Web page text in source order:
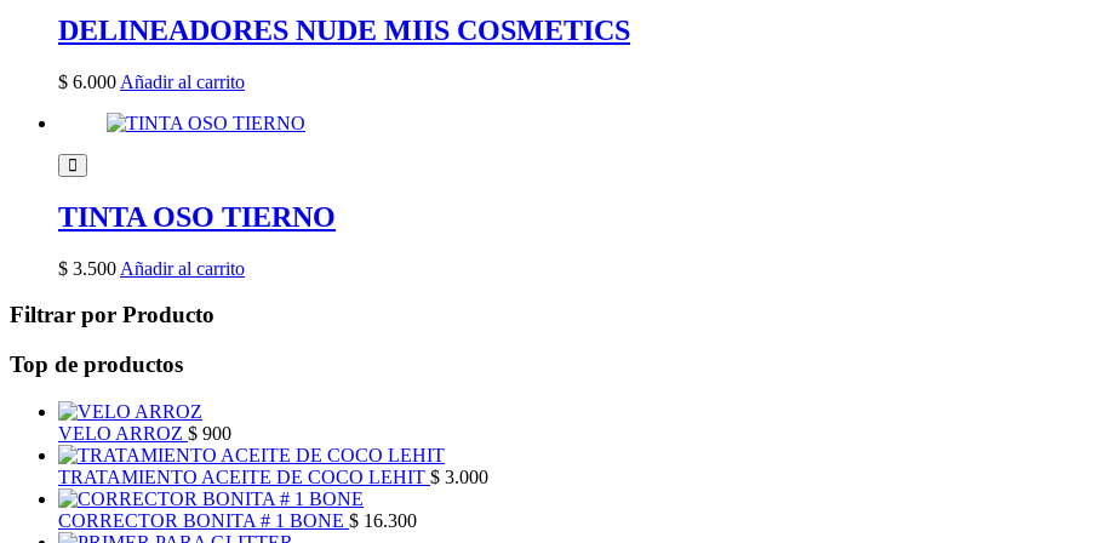
DELINEADORES NUDE MIIS COSMETICS
$ 6.000 Añadir al carrito
TINTA OSO TIERNO
$ 3.500 Añadir al carrito
Filtrar por Producto
Top de productos
VELO ARROZ $ 900
TRATAMIENTO ACEITE DE COCO LEHIT $ 3.000
CORRECTOR BONITA # 1 BONE $ 16.300